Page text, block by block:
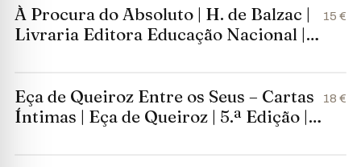
À Procura do Absoluto | H. de Balzac |
Livraria Editora Educação Nacional |
15 €
Eça de Queiroz Entre os Seus – Cartas
Íntimas | Eça de Queiroz | 5.ª Edição |
18 €